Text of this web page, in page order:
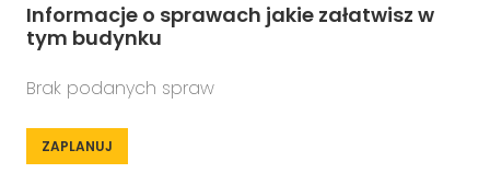
Informacje o sprawach jakie załatwisz w
tym budynku
Brak podanych spraw
ZAPLANUJ